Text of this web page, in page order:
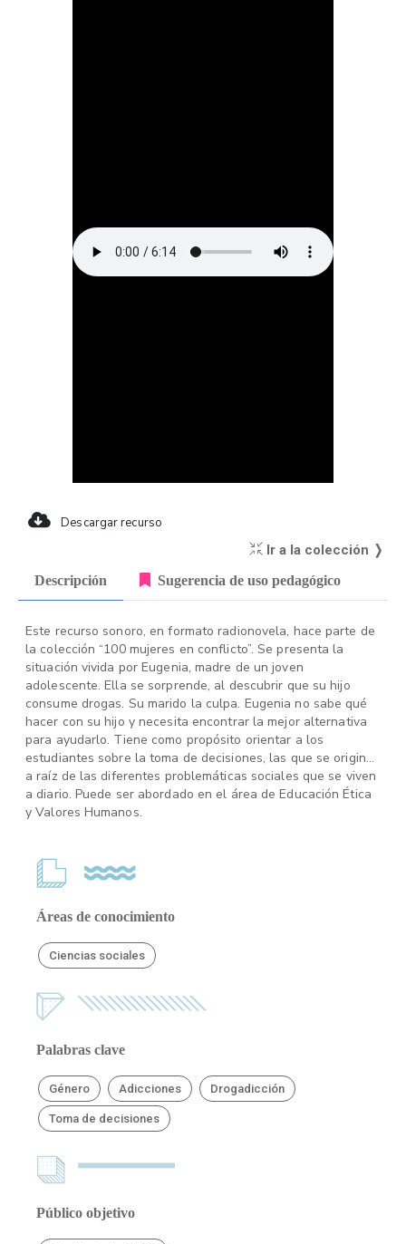
Descargar recurso
Ir a la colección ❭
Descripción Sugerencia de uso pedagógico
Este recurso sonoro, en formato radionovela, hace parte de
la colección “100 mujeres en conflicto”. Se presenta la
situación vivida por Eugenia, madre de un joven
adolescente. Ella se sorprende, al descubrir que su hijo
consume drogas. Su marido la culpa. Eugenia no sabe qué
hacer con su hijo y necesita encontrar la mejor alternativa
para ayudarlo. Tiene como propósito orientar a los
estudiantes sobre la toma de decisiones, las que se originan
a raíz de las diferentes problemáticas sociales que se viven
a diario. Puede ser abordado en el área de Educación Ética
y Valores Humanos.
Áreas de conocimiento
Ciencias sociales
Palabras clave
Género Adicciones Drogadicción
Toma de decisiones
Público objetivo